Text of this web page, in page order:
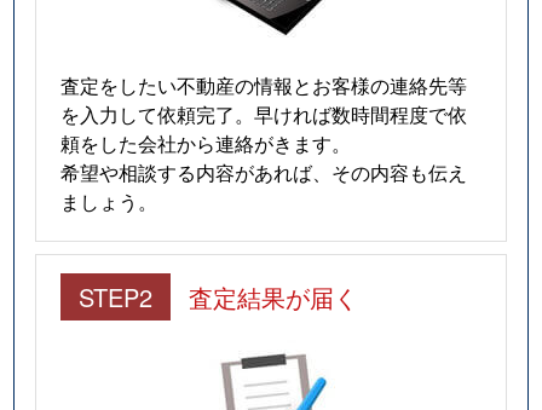
査定をしたい不動産の情報とお客様の連絡先等
を入力して依頼完了。早ければ数時間程度で依
頼をした会社から連絡がきます。
希望や相談する内容があれば、その内容も伝え
ましょう。
STEP2 査定結果が届く